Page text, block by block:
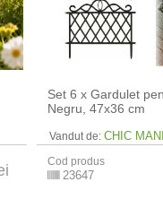
Set 6 x Gardulet
Negru, 47x36 cm
Vandut de: CHIC
Cod produs
23647